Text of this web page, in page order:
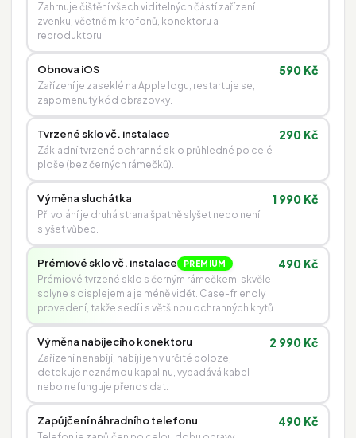
Zahrnuje čištění všech viditelných částí zařízení
zvenku, včetně mikrofonů, konektoru a
reproduktoru.
Obnova iOS
Zařízení je zaseklé na Apple logu, restartuje se,
zapomenutý kód obrazovky.
590 Kč
Tvrzené sklo vč. instalace
Základní tvrzené ochranné sklo průhledné po celé
ploše (bez černých rámečků).
290 Kč
Výměna sluchátka
Při volání je druhá strana špatně slyšet nebo není
slyšet vůbec.
1 990 Kč
Prémiové sklo vč. instalace PREMIUM
Prémiové tvrzené sklo s černým rámečkem, skvěle
splyne s displejem a je méně vidět. Case-friendly
provedení, takže sedí i s většinou ochranných krytů.
490 Kč
Výměna nabíjecího konektoru
Zařízení nenabíjí, nabíjí jen v určité poloze,
detekuje neznámou kapalinu, vypadává kabel
nebo nefunguje přenos dat.
2 990 Kč
Zapůjčení náhradního telefonu 490 Kč